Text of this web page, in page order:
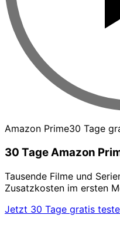
Amazon Prime30 Tage
30 Tage Amazon
Tausende Filme und
Zusatzkosten im ersten
Jetzt 30 Tage gratis